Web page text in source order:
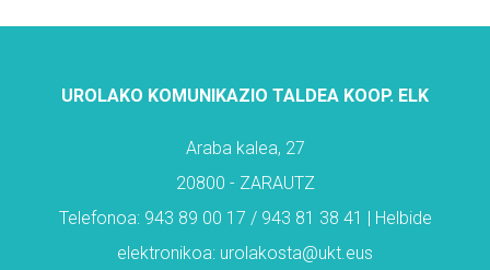
UROLAKO KOMUNIKAZIO TALDEA KOOP. ELK
Araba kalea, 27
20800 - ZARAUTZ
Telefonoa: 943 89 00 17 / 943 81 38 41 | Helbide
elektronikoa: urolakosta@ukt.eus